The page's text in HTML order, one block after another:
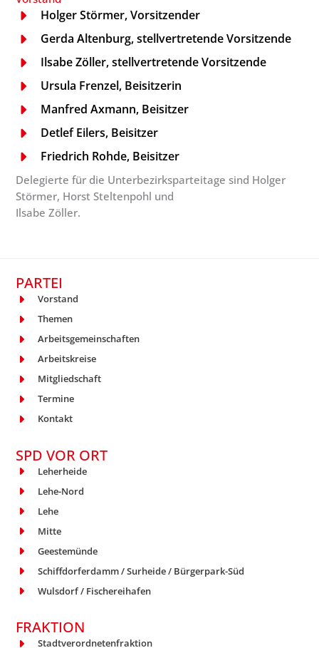
Holger Störmer, Vorsitzender
Gerda Altenburg, stellvertretende Vorsitzende
Ilsabe Zöller, stellvertretende Vorsitzende
Ursula Frenzel, Beisitzerin
Manfred Axmann, Beisitzer
Detlef Eilers, Beisitzer
Friedrich Rohde, Beisitzer
Delegierte für die Unterbezirksparteitage sind Holger
Störmer, Horst Steltenpohl und
Ilsabe Zöller.
PARTEI
Vorstand
Themen
Arbeitsgemeinschaften
Arbeitskreise
Mitgliedschaft
Termine
Kontakt
SPD VOR ORT
Leherheide
Lehe-Nord
Lehe
Mitte
Geestemünde
Schiffdorferdamm / Surheide / Bürgerpark-Süd
Wulsdorf / Fischereihafen
FRAKTION
Stadtverordnetenfraktion